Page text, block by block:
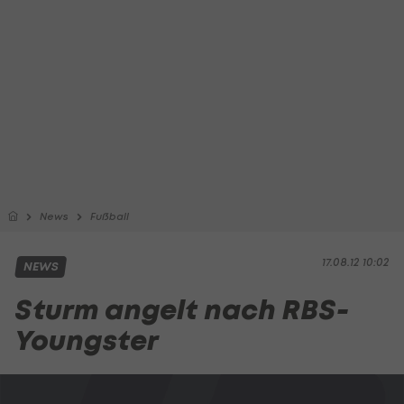
News Fußball
17.08.12 10:02
NEWS
Sturm angelt nach RBS-
Youngster